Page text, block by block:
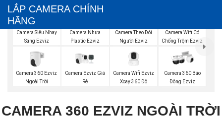
LẮP CAMERA CHÍNH
HÃNG
Camera Siêu Nhạy
Sáng Ezviz
Camera Nhựa
Plastic Ezviz
Camera Theo Dỏi
Người Ezviz
Camera Wifi Có
Chống Trộm Ezviz
Camera 360 Ezviz
Ngoài Trời
Camera Ezviz Giá
Rẻ
Camera Wifi Ezviz
Xoay 360 Độ
Camera 360 Báo
Động Ezviz
CAMERA 360 EZVIZ NGOÀI TRỜI